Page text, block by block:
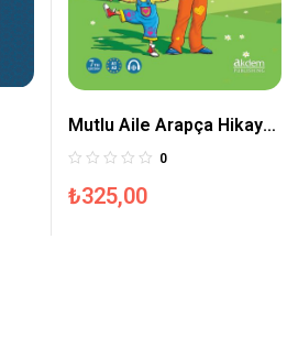
Mutlu Aile Arapça Hikaye
Serisi 1. Kur (Akdem
0
₺325,00